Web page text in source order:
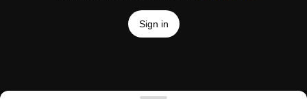
Sign in